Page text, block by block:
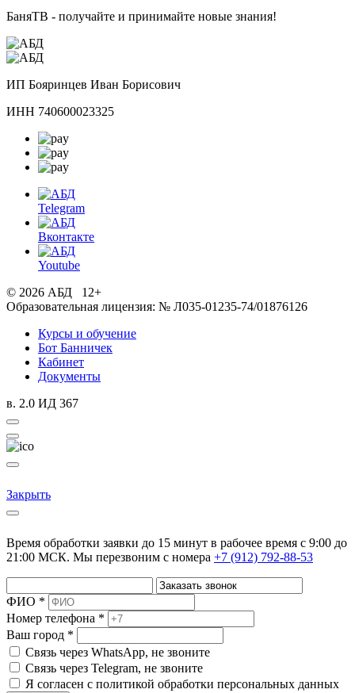
БаняТВ - получайте и принимайте новые знания!
ИП Бояринцев Иван Борисович
ИНН 740600023325
Telegram
Вконтакте
Youtube
© 2026 АБД 12+
Образовательная лицензия: № Л035-01235-74/01876126
Курсы и обучение
Бот Банничек
Кабинет
Документы
в. 2.0 ИД 367
Закрыть
Время обработки заявки до 15 минут в рабочее время c 9:00 до
21:00 МСК. Мы перезвоним с номера +7 (912) 792-88-53
ФИО *
Номер телефона *
Ваш город *
Cвязь через WhatsApp, не звоните
Cвязь через Telegram, не звоните
Я согласен с политикой обработки персональных данных